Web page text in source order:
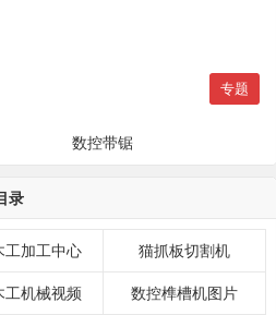
专题
数控带锯
录
工加工中心 猫抓板切割机
工机械视频 数控榫槽机图片